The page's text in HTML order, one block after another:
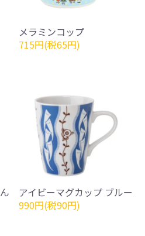
メラミンコップ
715円(税65円)
アイビーマグカップ ブルー
990円(税90円)